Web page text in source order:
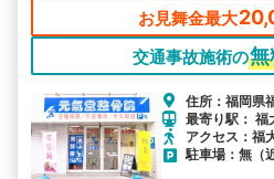
お見舞金最大
交通事故施術の無
住所：福岡県
最寄り駅： 福
アクセス：福
駐車場：無（